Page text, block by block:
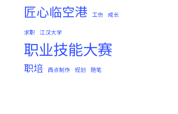
匠心临空港 工伤 成长
求职 江汉大学
职业技能大赛
职培 西点制作 规划 随笔